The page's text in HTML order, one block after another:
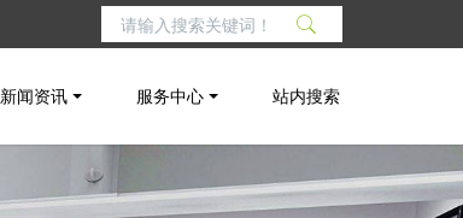
新闻资讯 服务中心 站内搜索